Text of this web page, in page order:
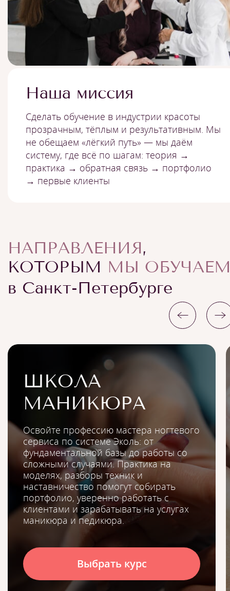
Наша миссия
Сделать обучение в индустрии красоты
прозрачным, тёплым и результативным. Мы
не обещаем «лёгкий путь» — мы даём
систему, где всё по шагам: теория →
практика → обратная связь → портфолио
→ первые клиенты
НАПРАВЛЕНИЯ,
КОТОРЫМ МЫ
в Санкт-Петербурге
ШКОЛА
МАНИКЮРА
Освойте профессию мастера ногтевого
сервиса по системе Эколь: от
фундаментальной базы до работы со
сложными случаями. Практика на
моделях, разборы техник и
наставничество помогут собирать
портфолио, уверенно работать с
клиентами и зарабатывать на услугах
маникюра и педикюра.
Выбрать курс